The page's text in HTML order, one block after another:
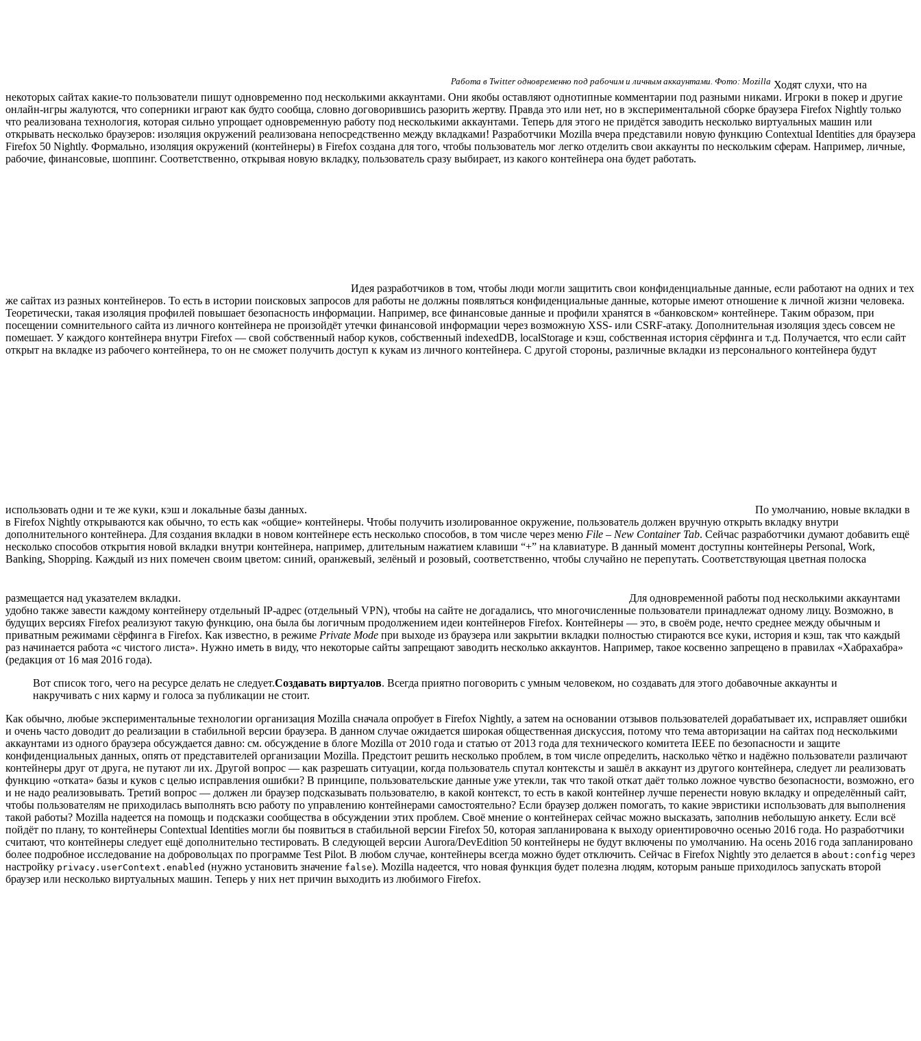
Работа в Twitter одновременно под рабочим и личным аккаунтами. Фото: Mozilla Ходят слухи, что на
некоторых сайтах какие-то пользователи пишут одновременно под несколькими аккаунтами. Они якобы оставляют однотипные комментарии под разными никами. Игроки в покер и другие
онлайн-игры жалуются, что соперники играют как будто сообща, словно договорившись разорить жертву. Правда это или нет, но в экспериментальной сборке браузера Firefox Nightly только
что реализована технология, которая сильно упрощает одновременную работу под несколькими аккаунтами. Теперь для этого не придётся заводить несколько виртуальных машин или
открывать несколько браузеров: изоляция окружений реализована непосредственно между вкладками! Разработчики Mozilla вчера представили новую функцию Contextual Identities для браузера
Firefox 50 Nightly. Формально, изоляция окружений (контейнеры) в Firefox создана для того, чтобы пользователь мог легко отделить свои аккаунты по нескольким сферам. Например, личные,
рабочие, финансовые, шоппинг. Соответственно, открывая новую вкладку, пользователь сразу выбирает, из какого контейнера она будет работать.
Идея разработчиков в том, чтобы люди могли защитить свои конфиденциальные данные, если работают на одних и тех
же сайтах из разных контейнеров. То есть в истории поисковых запросов для работы не должны появляться конфиденциальные данные, которые имеют отношение к личной жизни человека.
Теоретически, такая изоляция профилей повышает безопасность информации. Например, все финансовые данные и профили хранятся в «банковском» контейнере. Таким образом, при
посещении сомнительного сайта из личного контейнера не произойдёт утечки финансовой информации через возможную XSS- или CSRF-атаку. Дополнительная изоляция здесь совсем не
помешает. У каждого контейнера внутри Firefox — свой собственный набор куков, собственный indexedDB, localStorage и кэш, собственная история сёрфинга и т.д. Получается, что если сайт
открыт на вкладке из рабочего контейнера, то он не сможет получить доступ к кукам из личного контейнера. С другой стороны, различные вкладки из персонального контейнера будут
использовать одни и те же куки, кэш и локальные базы данных.
По умолчанию, новые вкладки в
в Firefox Nightly открываются как обычно, то есть как «общие» контейнеры. Чтобы получить изолированное окружение, пользователь должен вручную открыть вкладку внутри
дополнительного контейнера. Для создания вкладки в новом контейнере есть несколько способов, в том числе через меню File – New Container Tab. Сейчас разработчики думают добавить ещё
несколько способов открытия новой вкладки внутри контейнера, например, длительным нажатием клавиши “+” на клавиатуре. В данный момент доступны контейнеры Personal, Work,
Banking, Shopping. Каждый из них помечен своим цветом: синий, оранжевый, зелёный и розовый, соответственно, чтобы случайно не перепутать. Соответствующая цветная полоска
размещается над указателем вкладки.
Для одновременной работы под несколькими аккаунтами
удобно также завести каждому контейнеру отдельный IP-адрес (отдельный VPN), чтобы на сайте не догадались, что многочисленные пользователи принадлежат одному лицу. Возможно, в
будущих версиях Firefox реализуют такую функцию, она была бы логичным продолжением идеи контейнеров Firefox. Контейнеры — это, в своём роде, нечто среднее между обычным и
приватным режимами сёрфинга в Firefox. Как известно, в режиме Private Mode при выходе из браузера или закрытии вкладки полностью стираются все куки, история и кэш, так что каждый
раз начинается работа «с чистого листа». Нужно иметь в виду, что некоторые сайты запрещают заводить несколько аккаунтов. Например, такое косвенно запрещено в правилах «Хабрахабра»
(редакция от 16 мая 2016 года).
Вот список того, чего на ресурсе делать не следует.Создавать виртуалов. Всегда приятно поговорить с умным человеком, но создавать для этого добавочные аккаунты и
накручивать с них карму и голоса за публикации не стоит.
Как обычно, любые экспериментальные технологии организация Mozilla сначала опробует в Firefox Nightly, а затем на основании отзывов пользователей дорабатывает их, исправляет ошибки
и очень часто доводит до реализации в стабильной версии браузера. В данном случае ожидается широкая общественная дискуссия, потому что тема авторизации на сайтах под несколькими
аккаунтами из одного браузера обсуждается давно: см. обсуждение в блоге Mozilla от 2010 года и статью от 2013 года для технического комитета IEEE по безопасности и защите
конфиденциальных данных, опять от представителей организации Mozilla. Предстоит решить несколько проблем, в том числе определить, насколько чётко и надёжно пользователи различают
контейнеры друг от друга, не путают ли их. Другой вопрос — как разрешать ситуации, когда пользователь спутал контексты и зашёл в аккаунт из другого контейнера, следует ли реализовать
функцию «отката» базы и куков с целью исправления ошибки? В принципе, пользовательские данные уже утекли, так что такой откат даёт только ложное чувство безопасности, возможно, его
и не надо реализовывать. Третий вопрос — должен ли браузер подсказывать пользователю, в какой контекст, то есть в какой контейнер лучше перенести новую вкладку и определённый сайт,
чтобы пользователям не приходилась выполнять всю работу по управлению контейнерами самостоятельно? Если браузер должен помогать, то какие эвристики использовать для выполнения
такой работы? Mozilla надеется на помощь и подсказки сообщества в обсуждении этих проблем. Своё мнение о контейнерах сейчас можно высказать, заполнив небольшую анкету. Если всё
пойдёт по плану, то контейнеры Contextual Identities могли бы появиться в стабильной версии Firefox 50, которая запланирована к выходу ориентировочно осенью 2016 года. Но разработчики
считают, что контейнеры следует ещё дополнительно тестировать. В следующей версии Aurora/DevEdition 50 контейнеры не будут включены по умолчанию. На осень 2016 года запланировано
более подробное исследование на добровольцах по программе Test Pilot. В любом случае, контейнеры всегда можно будет отключить. Сейчас в Firefox Nightly это делается в about:config через
настройку privacy.userContext.enabled (нужно установить значение false). Mozilla надеется, что новая функция будет полезна людям, которым раньше приходилось запускать второй
браузер или несколько виртуальных машин. Теперь у них нет причин выходить из любимого Firefox.